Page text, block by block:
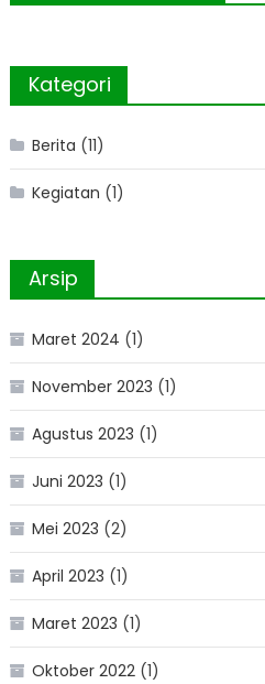
Kategori
Berita (11)
Kegiatan (1)
Arsip
Maret 2024 (1)
November 2023 (1)
Agustus 2023 (1)
Juni 2023 (1)
Mei 2023 (2)
April 2023 (1)
Maret 2023 (1)
Oktober 2022(1)